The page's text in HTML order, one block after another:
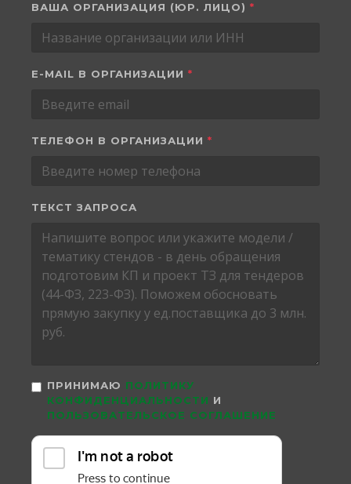
ВАША ОРГАНИЗАЦИЯ (ЮР. ЛИЦО) *
E-MAIL В ОРГАНИЗАЦИИ *
ТЕЛЕФОН В ОРГАНИЗАЦИИ *
ТЕКСТ ЗАПРОСА
ПРИНИМАЮ ПОЛИТИКУ
КОНФИДЕНЦИАЛЬНОСТИ И
ПОЛЬЗОВАТЕЛЬСКОЕ СОГЛАШЕНИЕ